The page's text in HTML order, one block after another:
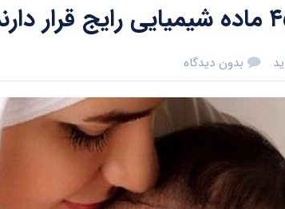
بدون دیدگاه